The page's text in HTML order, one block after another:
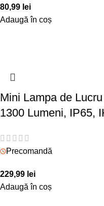
80,99 lei
Adaugă în coș
Mini Lampa de
1300 Lumeni, IP65,
Precomandă
229,99 lei
Adaugă în coș